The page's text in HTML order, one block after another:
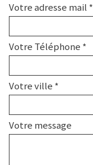
Votre adresse mail *
Votre Téléphone *
Votre ville *
Votre message